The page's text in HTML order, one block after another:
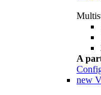
A
new